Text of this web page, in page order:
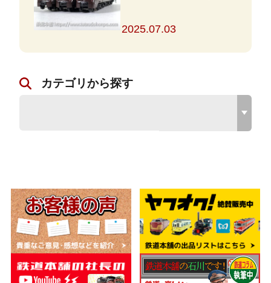
2025.07.03
カテゴリから探す